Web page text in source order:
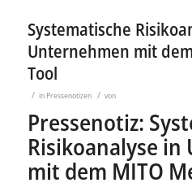
Systematische
Unternehmen mit
Tool
/ in Pressenotizen / von
Pressenotiz:
Risikoanalyse
mit dem MITO